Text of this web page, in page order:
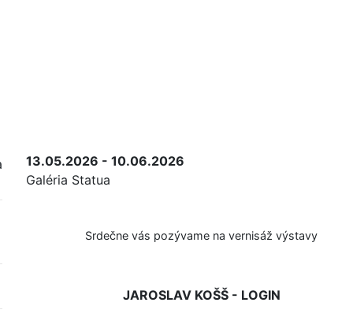
13.05.2026 - 10.06.2026
Galéria Statua
Srdečne vás pozývame na vernisáž výstavy
JAROSLAV KOŠŠ - LOGIN